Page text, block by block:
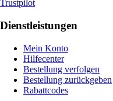
Trustpilot
Dienstleistungen
Mein Konto
Hilfecenter
Bestellung verfolgen
Bestellung zurückgeben
Rabattcodes